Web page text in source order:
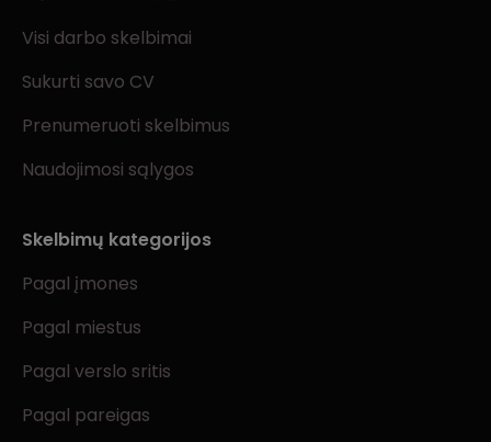
Visi darbo skelbimai
Sukurti savo CV
Prenumeruoti skelbimus
Naudojimosi sąlygos
Skelbimų kategorijos
Pagal įmones
Pagal miestus
Pagal verslo sritis
Pagal pareigas